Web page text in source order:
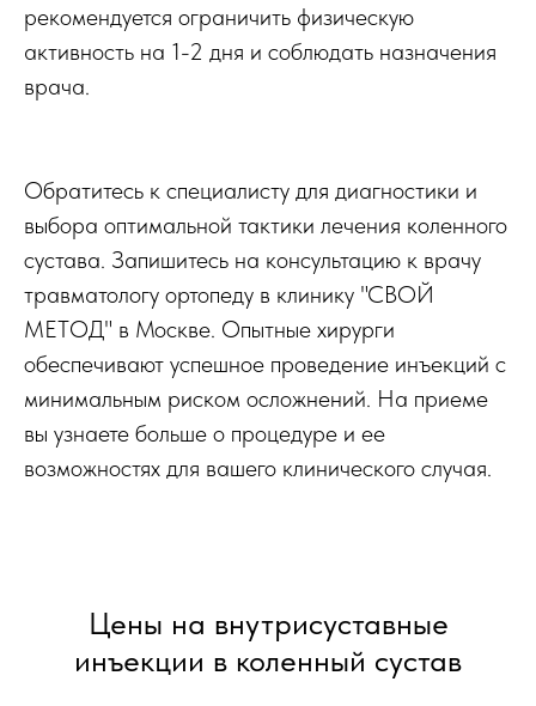
рекомендуется ограничить физическую
активность на 1-2 дня и соблюдать назначения
врача.
Обратитесь к специалисту для диагностики и
выбора оптимальной тактики лечения коленного
сустава. Запишитесь на консультацию к врачу
травматологу ортопеду в клинику "СВОЙ
МЕТОД" в Москве. Опытные хирурги
обеспечивают успешное проведение инъекций с
минимальным риском осложнений. На приеме
вы узнаете больше о процедуре и ее
возможностях для вашего клинического случая.
Цены на внутрисуставные
инъекции в коленный сустав